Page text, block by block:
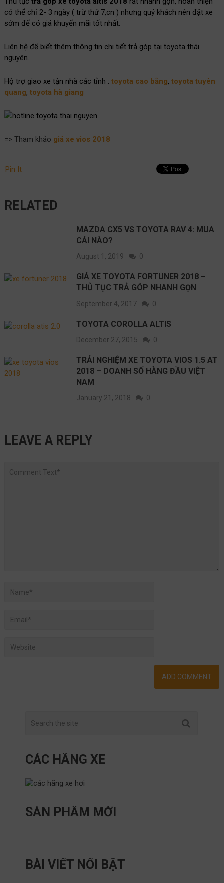
có thể chỉ 2- 3 ngày ( trừ thứ 7,cn ) nhưng quý khách nên đặt xe
sớm để có giá khuyến mãi tốt nhất.
Liên hệ để biết thêm thông tin chi tiết trả góp tại toyota thái
nguyên.
Hộ trợ giao xe tận nhà các tỉnh : toyota cao bằng, toyota tuyên
quang, toyota hà giang
=> Tham khảo giá xe vios 2018
Pin It
RELATED
MAZDA CX5 VS TOYOTA RAV 4: MUA
CÁI NÀO?
August 1, 2019 0
GIÁ XE TOYOTA FORTUNER 2018 –
THỦ TỤC TRẢ GÓP NHANH GỌN
September 4, 2017 0
TOYOTA COROLLA ALTIS
December 27, 2015 0
TRẢI NGHIỆM XE TOYOTA VIOS 1.5 AT
2018 – DOANH SỐ HÀNG ĐẦU VIỆT
NAM
January 21, 2018 0
LEAVE A REPLY
CÁC HÃNG XE
SẢN PHẨM MỚI
BÀI VIẾT NỔI BẬT